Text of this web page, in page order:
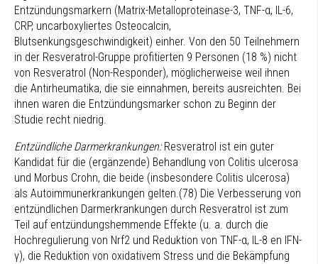
Entzündungsmarkern (Matrix-Metalloproteinase-3, TNF-α, IL-6,
CRP, uncarboxyliertes Osteocalcin,
Blutsenkungsgeschwindigkeit) einher. Von den 50 Teilnehmern
in der Resveratrol-Gruppe profitierten 9 Personen (18 %) nicht
von Resveratrol (Non-Responder), möglicherweise weil ihnen
die Antirheumatika, die sie einnahmen, bereits ausreichten. Bei
ihnen waren die Entzündungsmarker schon zu Beginn der
Studie recht niedrig.
Entzündliche Darmerkrankungen:Resveratrol ist ein guter
Kandidat für die (ergänzende) Behandlung von Colitis ulcerosa
und Morbus Crohn, die beide (insbesondere Colitis ulcerosa)
als Autoimmunerkrankungen gelten.(78) Die Verbesserung von
entzündlichen Darmerkrankungen durch Resveratrol ist zum
Teil auf entzündungshemmende Effekte (u. a. durch die
Hochregulierung von Nrf2 und Reduktion von TNF-α, IL-8 en IFN-
γ), die Reduktion von oxidativem Stress und die Bekämpfung